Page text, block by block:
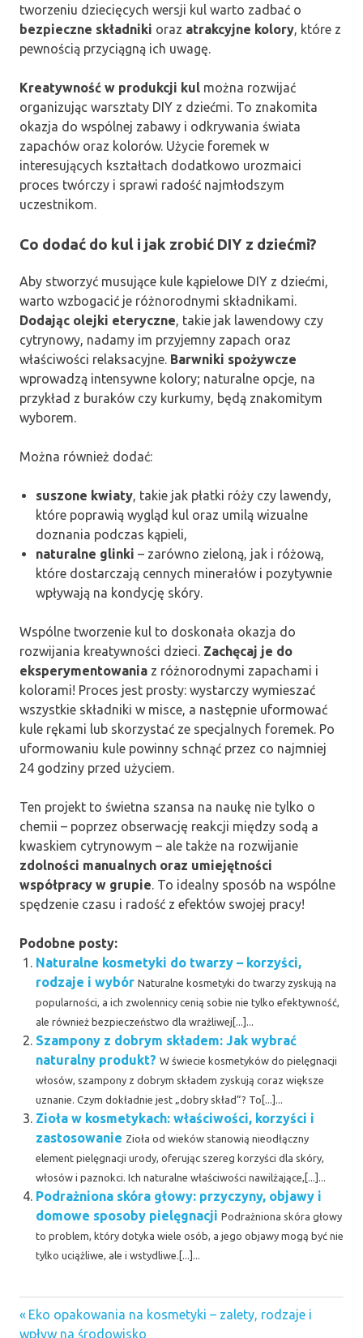
tworzeniu dziecięcych wersji kul warto zadbać o
bezpieczne składniki oraz atrakcyjne kolory, które z
pewnością przyciągną ich uwagę.
Kreatywność w produkcji kul można rozwijać
organizując warsztaty DIY z dziećmi. To znakomita
okazja do wspólnej zabawy i odkrywania świata
zapachów oraz kolorów. Użycie foremek w
interesujących kształtach dodatkowo urozmaici
proces twórczy i sprawi radość najmłodszym
uczestnikom.
Co dodać do kul i jak zrobić DIY z dziećmi?
Aby stworzyć musujące kule kąpielowe DIY z dziećmi,
warto wzbogacić je różnorodnymi składnikami.
Dodając olejki eteryczne, takie jak lawendowy czy
cytrynowy, nadamy im przyjemny zapach oraz
właściwości relaksacyjne. Barwniki spożywcze
wprowadzą intensywne kolory; naturalne opcje, na
przykład z buraków czy kurkumy, będą znakomitym
wyborem.
Można również dodać:
suszone kwiaty, takie jak płatki róży czy lawendy,
które poprawią wygląd kul oraz umilą wizualne
doznania podczas kąpieli,
naturalne glinki – zarówno zieloną, jak i różową,
które dostarczają cennych minerałów i pozytywnie
wpływają na kondycję skóry.
Wspólne tworzenie kul to doskonała okazja do
rozwijania kreatywności dzieci. Zachęcaj je do
eksperymentowania z różnorodnymi zapachami i
kolorami! Proces jest prosty: wystarczy wymieszać
wszystkie składniki w misce, a następnie uformować
kule rękami lub skorzystać ze specjalnych foremek. Po
uformowaniu kule powinny schnąć przez co najmniej
24 godziny przed użyciem.
Ten projekt to świetna szansa na naukę nie tylko o
chemii – poprzez obserwację reakcji między sodą a
kwaskiem cytrynowym – ale także na rozwijanie
zdolności manualnych oraz umiejętności
współpracy w grupie. To idealny sposób na wspólne
spędzenie czasu i radość z efektów swojej pracy!
Podobne posty:
Naturalne kosmetyki do twarzy – korzyści,
rodzaje i wybór Naturalne kosmetyki do twarzy zyskują na
popularności, a ich zwolennicy cenią sobie nie tylko efektywność,
ale również bezpieczeństwo dla wrażliwej[...]...
Szampony z dobrym składem: Jak wybrać
naturalny produkt? W świecie kosmetyków do pielęgnacji
włosów, szampony z dobrym składem zyskują coraz większe
uznanie. Czym dokładnie jest „dobry skład”? To[...]...
Zioła w kosmetykach: właściwości, korzyści i
zastosowanie Zioła od wieków stanowią nieodłączny
element pielęgnacji urody, oferując szereg korzyści dla skóry,
włosów i paznokci. Ich naturalne właściwości nawilżające,[...]...
Podrażniona skóra głowy: przyczyny, objawy i
domowe sposoby pielęgnacji Podrażniona skóra głowy
to problem, który dotyka wiele osób, a jego objawy mogą być nie
tylko uciążliwe, ale i wstydliwe.[...]...
Nawigacja
Previous
Post:
Eko opakowania na kosmetyki – zalety, rodzaje i
wpływ na środowisko